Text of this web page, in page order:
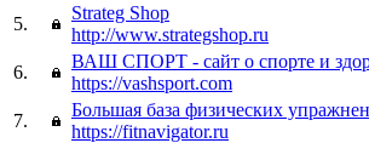
5.
Strateg Shop
http://www.strategshop.ru
6.
ВАШ СПОРТ - сайт о спорте и
https://vashsport.com
7.
Большая база физических
https://fitnavigator.ru